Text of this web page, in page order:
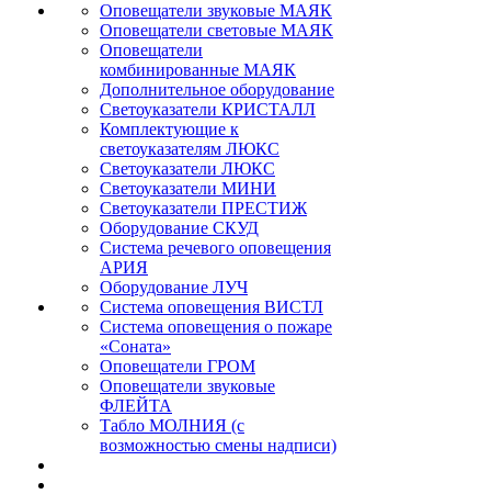
Оповещатели звуковые МАЯК
Оповещатели световые МАЯК
Оповещатели
комбинированные МАЯК
Дополнительное оборудование
Светоуказатели КРИСТАЛЛ
Комплектующие к
светоуказателям ЛЮКС
Светоуказатели ЛЮКС
Светоуказатели МИНИ
Светоуказатели ПРЕСТИЖ
Оборудование СКУД
Система речевого оповещения
АРИЯ
Оборудование ЛУЧ
Система оповещения ВИСТЛ
Система оповещения о пожаре
«Соната»
Оповещатели ГРОМ
Оповещатели звуковые
ФЛЕЙТА
Табло МОЛНИЯ (с
возможностью смены надписи)